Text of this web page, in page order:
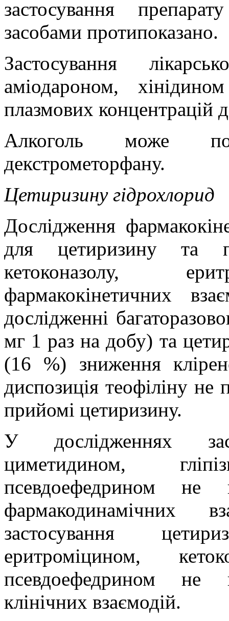
застосування
засобами протипоказано.
Застосування
аміодароном,
плазмових концентрацій
Алкоголь може
декстрометорфану.
Цетиризину гідрохлорид
Дослідження
для цетиризину та
кетоконазолу,
фармакокінетичних
дослідженні
мг 1 раз на добу) та
(16 %) зниження
диспозиція теофіліну
прийомі цетиризину.
У дослідженнях
циметидином,
псевдоефедрином не
фармакодинамічних
застосування
еритроміцином,
псевдоефедрином не
клінічних взаємодій.